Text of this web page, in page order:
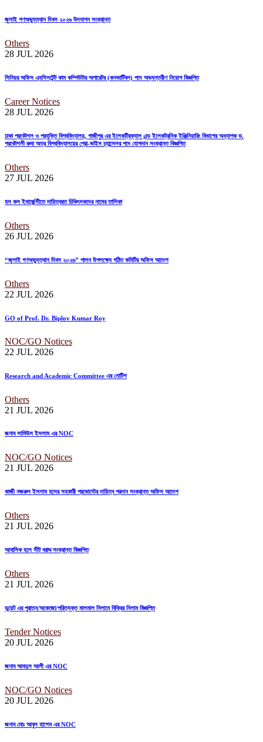
জুলাই গণঅভ্যুত্থান দিবস ২০২৬ উদযাপন সংক্রান্ত
Others
28 JUL 2026
সিনিয়র অফিস এ্যসিসটেন্ট কাম কম্পিউটার অপারেটর (কনভার্টিবল) পদে অভ্যন্তরীণ নিয়োগ বিজ্ঞপ্তি
Career Notices
28 JUL 2026
ঢাকা প্রকৌশল ও প্রযুক্তি বিশ্ববিদ্যালয়, গাজীপুর এর ইলেকট্রিক্যাল এন্ড ইলেকট্রনিক ইঞ্জিনিয়ারিং বিভাগের অধ্যাপক ড.
প্রকৌশলী রুমা অত্র বিশ্ববিদ্যালয়ের প্রো-ভাইস চ্যান্সেলর পদে যোগদান সংক্রান্ত বিজ্ঞপ্তি
Others
27 JUL 2026
হল কল ইমার্জেন্সীতে দায়িত্বরত চিকিৎসকদের নামের তালিকা
Others
26 JUL 2026
“জুলাই গণঅভ্যুত্থান দিবস ২০২৬” পালন উপলক্ষ্যে গঠিত কমিটির অফিস আদেশ
Others
22 JUL 2026
GO of Prof. Dr. Biplov Kumar Roy
NOC/GO Notices
22 JUL 2026
Research and Academic Committee এর নোটিশ
Others
21 JUL 2026
জনাব সামিউল ইসলাম এর NOC
NOC/GO Notices
21 JUL 2026
কাজী নজরুল ইসলাম হলের সহকারী প্রভোস্টের দায়িত্ব প্রদান সংক্রান্ত অফিস আদেশ
Others
21 JUL 2026
আবাসিক হলে সীট বরাদ্দ সংক্রান্ত বিজ্ঞপ্তি
Others
21 JUL 2026
ডুয়েট এর পুরাতন/অকেজো/পরিত্যক্ত মালমাল নিলামে বিক্রির নিলাম বিজ্ঞপ্তি
Tender Notices
20 JUL 2026
জনাব আবদুল আলী এর NOC
NOC/GO Notices
20 JUL 2026
জনাব মোঃ আবুল হাশেম এর NOC